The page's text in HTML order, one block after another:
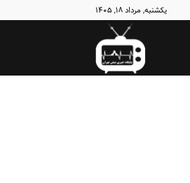
یکشنبه, مرداد ۱۸, ۱۴۰۵
نبض